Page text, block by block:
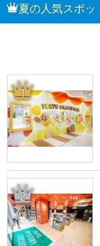
夏の人気スポッ
1
2